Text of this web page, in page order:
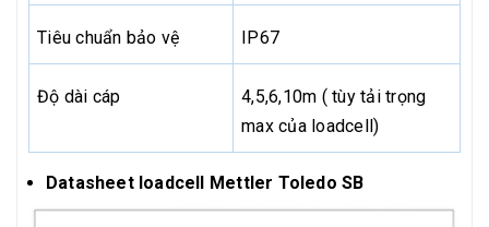
Tiêu chuẩn bảo vệ IP67
Độ dài cáp
4,5,6,10m ( tùy tải trọng
max của loadcell)
Datasheet loadcell Mettler Toledo SB